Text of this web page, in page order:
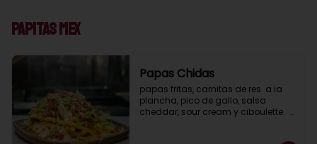
Papitas Mex
Papas Chidas
papas fritas, carnitas de res  a la
plancha, pico de gallo, salsa
cheddar, sour cream y ciboulette.